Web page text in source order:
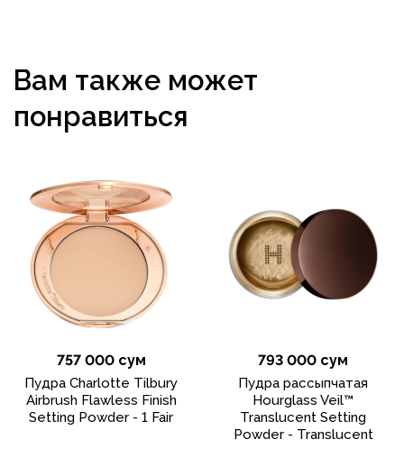
Вам также может
понравиться
757 000 сум
Пудра Charlotte Tilbury
Airbrush Flawless Finish
Setting Powder - 1 Fair
793 000 сум
Пудра рассыпчатая
Hourglass Veil™
Translucent Setting
Powder - Translucent